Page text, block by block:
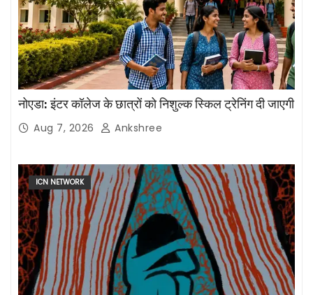
नोएडा: इंटर कॉलेज के छात्रों को निशुल्क स्किल ट्रेनिंग दी जाएगी
Aug 7, 2026 Ankshree
ICN NETWORK